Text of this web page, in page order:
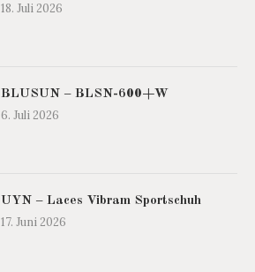
18. Juli 2026
BLUSUN – BLSN-600+W
6. Juli 2026
UYN – Laces Vibram Sportschuh
17. Juni 2026